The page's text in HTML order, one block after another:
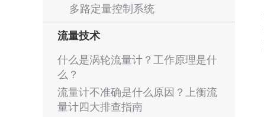
多路定量控制系统
流量技术
什么是涡轮流量计？工作原理是什
么？
流量计不准确是什么原因？上衡流
量计四大排查指南